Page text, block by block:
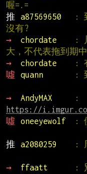
喔=.=
推
a87569650
:
沒有?
→
chordate
:
大，不代表拖到期中
→
chordate :
噓
quann
:
→
AndyMAX
https://
噓
oneeyewolf
:
推
a2080259
:
→
ffaatt :